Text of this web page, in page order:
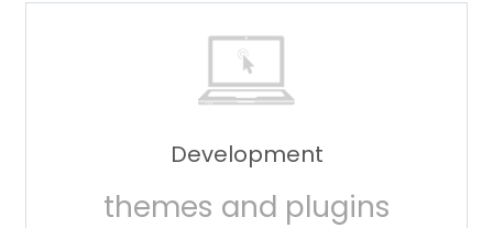
Development
themes and plugins